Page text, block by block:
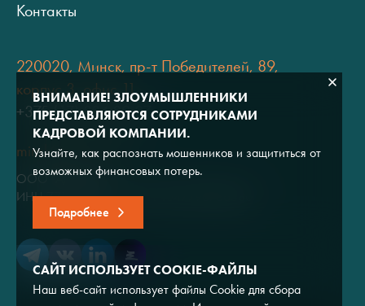
Контакты
220020, Минск, пр-т Победителей, 89,
корпус 3, офис 11
+375 (17) 334 80 07
minsk@adviros.by
ООО "Адвирос"
ИНН 7714572528 / ОГРН 1047796766380
ВНИМАНИЕ! ЗЛОУМЫШЛЕННИКИ
ПРЕДСТАВЛЯЮТСЯ СОТРУДНИКАМИ
КАДРОВОЙ КОМПАНИИ.
Узнайте, как распознать мошенников и защититься от
возможных финансовых потерь.
Подробнее
САЙТ ИСПОЛЬЗУЕТ COOKIE-ФАЙЛЫ
Наш веб-сайт использует файлы Cookie для сбора